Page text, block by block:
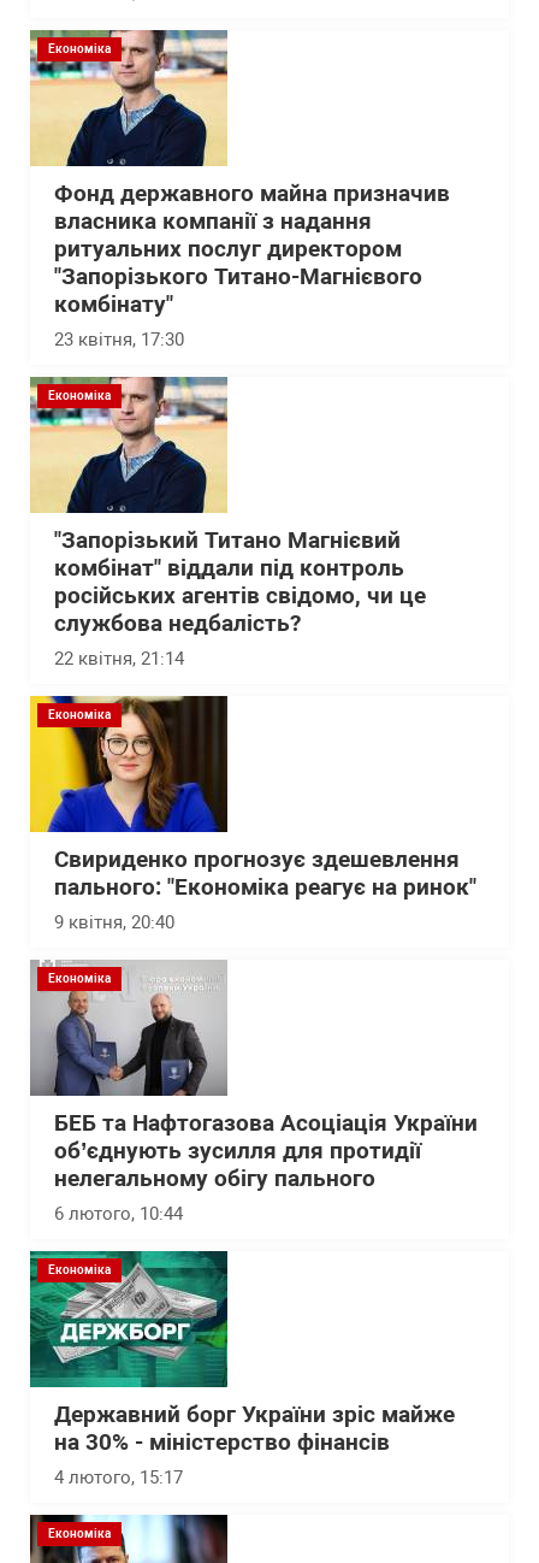
Економіка
Фонд державного майна призначив
власника компанії з надання
ритуальних послуг директором
"Запорізького Титано-Магнієвого
комбінату"
23 квітня, 17:30
Економіка
"Запорізький Титано Магнієвий
комбінат" віддали під контроль
російських агентів свідомо, чи це
службова недбалість?
22 квітня, 21:14
Економіка
Свириденко прогнозує здешевлення
пального: "Економіка реагує на ринок"
9 квітня, 20:40
Економіка
БЕБ та Нафтогазова Асоціація України
об’єднують зусилля для протидії
нелегальному обігу пального
6 лютого, 10:44
Економіка
Державний борг України зріс майже
на 30% - міністерство фінансів
4 лютого, 15:17
Економіка